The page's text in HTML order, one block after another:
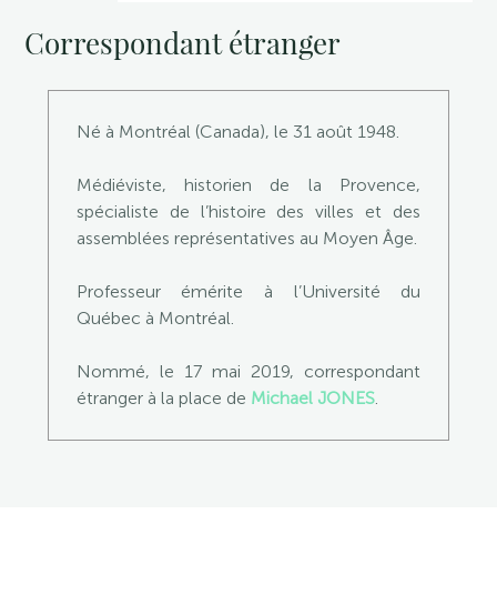
Correspondant étranger
Né à Montréal (Canada), le 31 août 1948.
Médiéviste, historien de la Provence,
spécialiste de l’histoire des villes et des
assemblées représentatives au Moyen Âge.
Professeur émérite à l’Université du
Québec à Montréal.
Nommé, le 17 mai 2019, correspondant
étranger à la place de Michael JONES.